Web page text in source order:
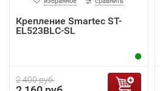
Крепление Smartec ST-
EL523BLC-SL
2 400 руб.